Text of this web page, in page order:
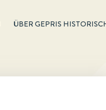
ÜBER GEPRIS